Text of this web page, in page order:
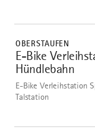
OBERSTAUFEN
1
E-Bike
Hündlebahn
E-Bike Verleihstation
Talstation